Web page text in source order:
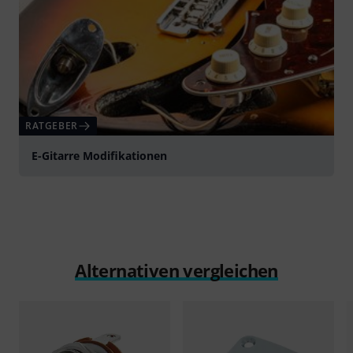
RATGEBER
E-Gitarre Modifikationen
Alternativen vergleichen